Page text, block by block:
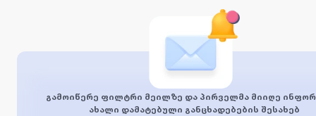
გამოიწერე ფილტრი მეილზე და პირველმა მიიღე
ახალი დამატებული განცხადებების შესახებ